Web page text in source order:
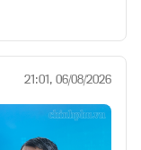
21:01, 06/08/2026